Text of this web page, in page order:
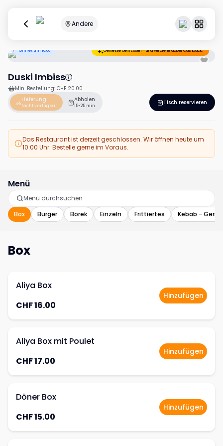
Andere
Öffnet um 10:00 Geniesse dein Essen – und verdiene dabei Cashback.
Duski Imbiss
Min. Bestellung: CHF 20.00
Lieferung
Nicht verfügbar
Abholen
15-25 min Tisch reservieren
Das Restaurant ist derzeit geschlossen. Wir öffnen heute um
10:00 Uhr. Bestelle gerne im Voraus.
Menü
Box Burger Börek Einzeln Frittiertes Kebab -
Box
Aliya Box
CHF 16.00
Hinzufügen
Aliya Box mit Poulet
CHF 17.00
Hinzufügen
Döner Box
CHF 15.00
Hinzufügen